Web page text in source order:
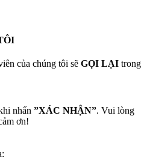
của chúng tôi sẽ GỌI LẠI trong
nhấn ”XÁC NHẬN”. Vui lòng
ơn!